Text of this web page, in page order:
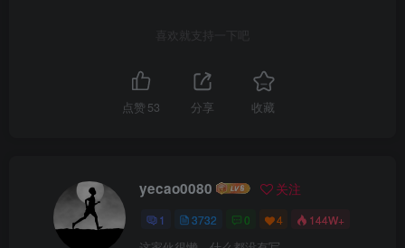
喜欢就支持一下吧
点赞 53 分享 收藏
yecao0080 关注
1 3732 0 4 144W+